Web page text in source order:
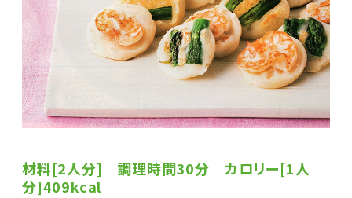
材料[2人分] 調理時間30分 カロリー[1人
分]409kcal